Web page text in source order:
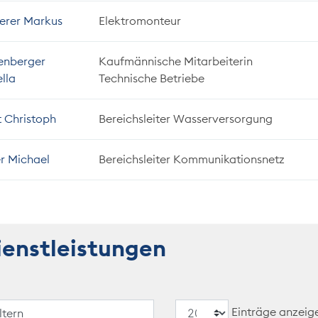
Markus Elektromonteur
Kaufmännische Mitarbeiterin
Technische Betriebe
Christoph Bereichsleiter Wasserversorgung
Michael Bereichsleiter Kommunikationsnetz
Einträge